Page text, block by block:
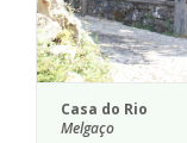
Desde
€ 130.00